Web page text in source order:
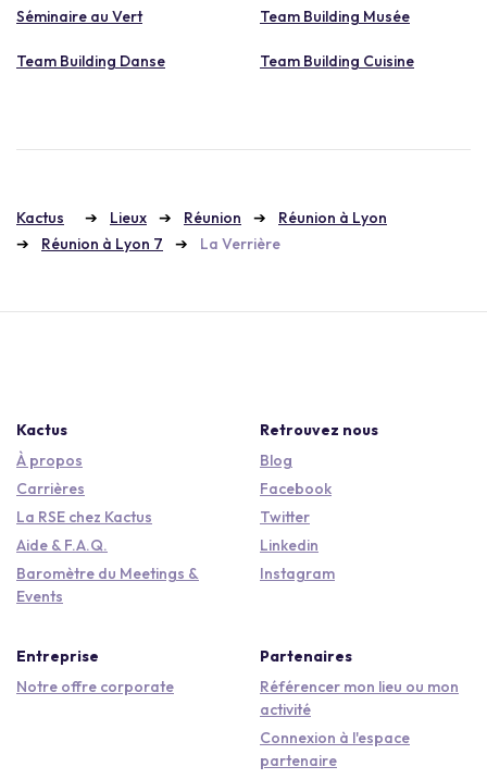
Séminaire au Vert Team Building Musée
Team Building Danse Team Building Cuisine
Kactus Lieux Réunion
Réunion à Lyon
Réunion à Lyon 7
La Verrière
Kactus
À propos
Carrières
La RSE chez Kactus
Aide & F.A.Q.
Baromètre du Meetings &
Events
Retrouvez nous
Blog
Facebook
Twitter
Linkedin
Instagram
Entreprise
Notre offre corporate
Partenaires
Référencer mon lieu ou mon
activité
Connexion à l'espace
partenaire